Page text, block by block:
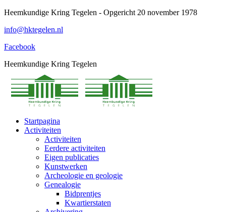
Spring
content
Heemkundige Kring Tegelen - Opgericht 20 november 1978
info@hktegelen.nl
Facebook
Heemkundige Kring Tegelen
Startpagina
Activiteiten
Activiteiten
Eerdere activiteiten
Eigen publicaties
Kunstwerken
Archeologie en geologie
Genealogie
Bidprentjes
Kwartierstaten